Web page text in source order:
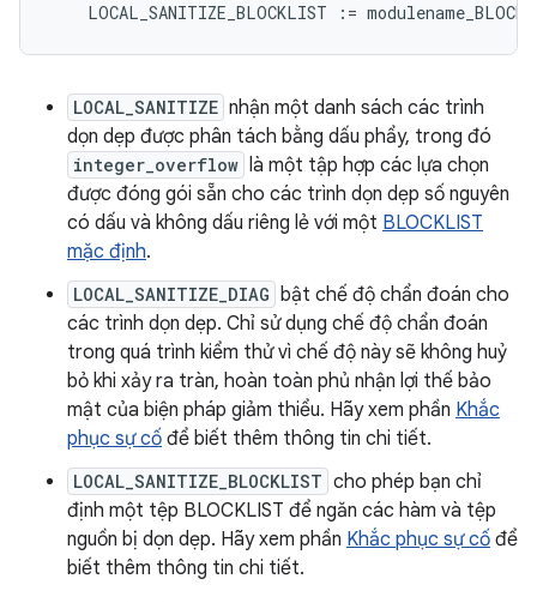
LOCAL_SANITIZE_BLOCKLIST
:=
LOCAL_SANITIZE nhận một danh sách các trình
dọn dẹp được phân tách bằng dấu phẩy, trong đó
integer_overflow là một tập hợp các lựa chọn
được đóng gói sẵn cho các trình dọn dẹp số nguyên
có dấu và không dấu riêng lẻ với một BLOCKLIST
mặc định.
LOCAL_SANITIZE_DIAG bật chế độ chẩn đoán cho
các trình dọn dẹp. Chỉ sử dụng chế độ chẩn đoán
trong quá trình kiểm thử vì chế độ này sẽ không huỷ
bỏ khi xảy ra tràn, hoàn toàn phủ nhận lợi thế bảo
mật của biện pháp giảm thiểu. Hãy xem phần Khắc
phục sự cố để biết thêm thông tin chi tiết.
LOCAL_SANITIZE_BLOCKLIST cho phép bạn chỉ
định một tệp BLOCKLIST để ngăn các hàm và tệp
nguồn bị dọn dẹp. Hãy xem phần Khắc phục sự cố để
biết thêm thông tin chi tiết.